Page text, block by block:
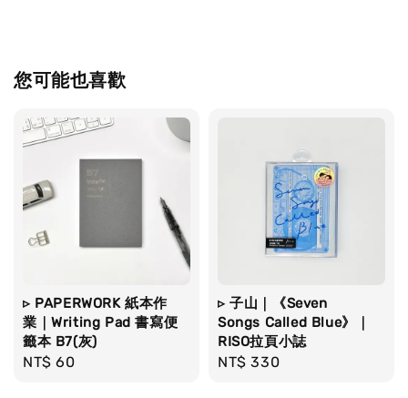
您可能也喜歡
▹ PAPERWORK 紙本作
業｜Writing Pad 書寫便
籤本 B7(灰)
Regular
NT$ 60
▹ 子山｜《Seven
Songs Called Blue》｜
RISO拉頁小誌
Regular
NT$ 330